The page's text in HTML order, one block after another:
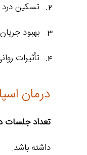
تسکین درد
بهبود
تأثیرات
درمان
تعداد جلسات
داشته باشد.